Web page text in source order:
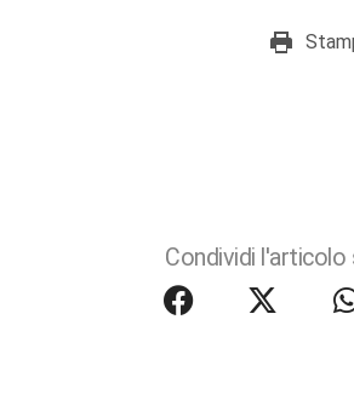
Condividi l'articolo